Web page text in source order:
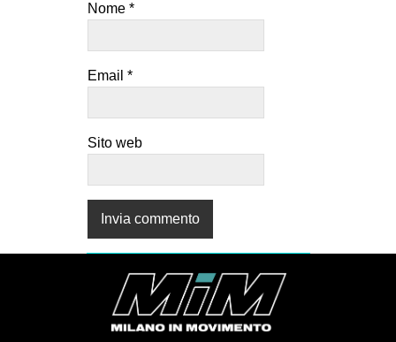
Nome *
Email *
Sito web